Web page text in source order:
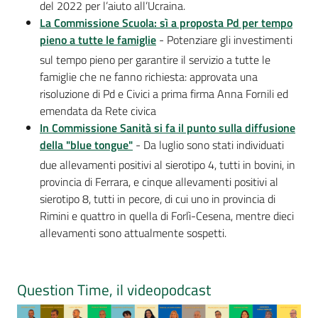
del 2022 per l’aiuto all’Ucraina.
La Commissione Scuola: sì a proposta Pd per tempo
pieno a tutte le famiglie - Potenziare gli investimenti
sul tempo pieno per garantire il servizio a tutte le
famiglie che ne fanno richiesta: approvata una
risoluzione di Pd e Civici a prima firma Anna Fornili ed
emendata da Rete civica
In Commissione Sanità si fa il punto sulla diffusione
della "blue tongue" - Da luglio sono stati individuati
due allevamenti positivi al sierotipo 4, tutti in bovini, in
provincia di Ferrara, e cinque allevamenti positivi al
sierotipo 8, tutti in pecore, di cui uno in provincia di
Rimini e quattro in quella di Forlì-Cesena, mentre dieci
allevamenti sono attualmente sospetti.
Question Time, il videopodcast